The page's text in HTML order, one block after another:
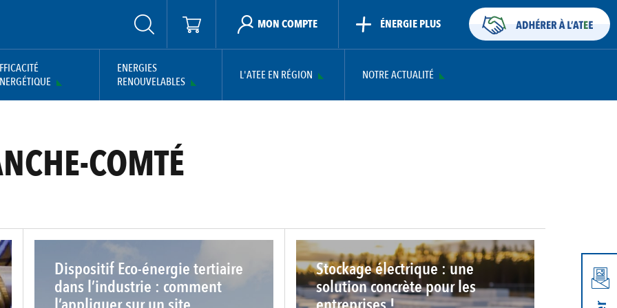
MON COMPTE ÉNERGIE PLUS
ENERGIES
RENOUVELABLES
L'ATEE EN RÉGION NOTRE ACTUALITÉ
COMTÉ
Dispositif Eco-énergie tertiaire
dans l’industrie : comment
Stockage électrique : une
solution concrète pour les